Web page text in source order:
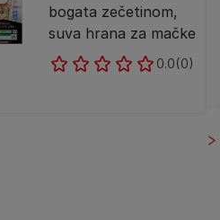
bogata zečetinom,
suva hrana za mačke
0.0(0)